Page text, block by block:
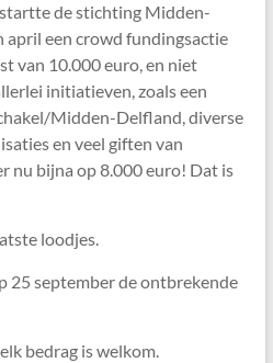
de stichting Midden-
een crowd fundingsactie
van 10.000 euro, en niet
initiatieven, zoals een
Midden-Delfland, diverse
en veel giften van
nu bijna op 8.000 euro! Dat is
loodjes.
25 september de ontbrekende
bedrag is welkom.